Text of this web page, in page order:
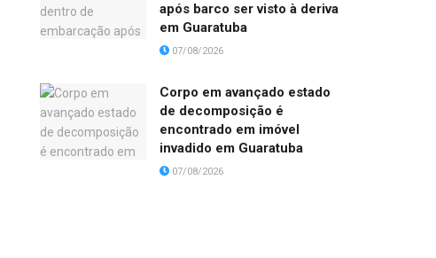
após barco ser visto à deriva
em Guaratuba
07/08/2026
Corpo em avançado estado
de decomposição é
encontrado em imóvel
invadido em Guaratuba
07/08/2026